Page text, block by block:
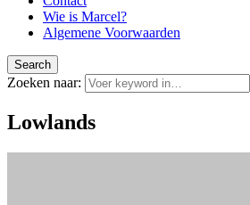
Wie is Marcel?
Algemene Voorwaarden
Search
Zoeken naar:
Lowlands